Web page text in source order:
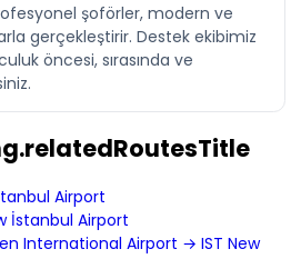
şoförler, modern ve
gerçekleştirir. Destek ekibimiz
öncesi, sırasında ve
Airport
İstanbul Airport
International Airport → IST New